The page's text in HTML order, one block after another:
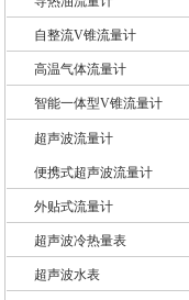
自整流V锥流量计
高温气体流量计
智能一体型V锥流量计
超声波流量计
便携式超声波流量计
外贴式流量计
超声波冷热量表
超声波水表